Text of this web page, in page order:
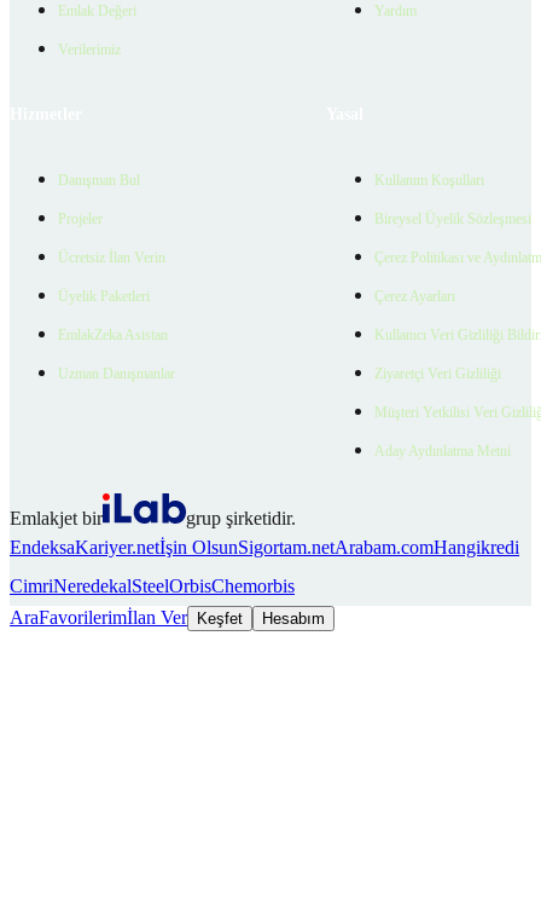
Emlak Değeri
Verilerimiz
Yardım
Danışman Bul
Projeler
Ücretsiz İlan Verin
Üyelik Paketleri
EmlakZeka Asistan
Uzman Danışmanlar
Kullanım Koşulları
Bireysel Üyelik Sözleşmesi
Çerez Politikası ve
Çerez Ayarları
Kullanıcı Veri Gizliliği
Ziyaretçi Veri Gizliliği
Müşteri Yetkilisi Veri
Aday Aydınlatma Metni
Emlakjet bir
grup şirketidir.
EndeksaKariyer.netİşin OlsunSigortam.netArabam.comHangikredi
CimriNeredekalSteelOrbisChemorbis
AraFavorilerimİlan Ver Keşfet Hesabım